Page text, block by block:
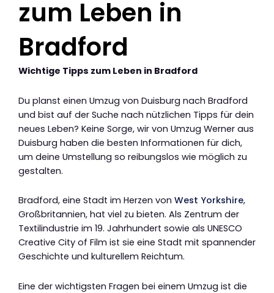
zum Leben in
Bradford
Wichtige Tipps zum Leben in Bradford
Du planst einen Umzug von Duisburg nach Bradford
und bist auf der Suche nach nützlichen Tipps für dein
neues Leben? Keine Sorge, wir von Umzug Werner aus
Duisburg haben die besten Informationen für dich,
um deine Umstellung so reibungslos wie möglich zu
gestalten.
Bradford, eine Stadt im Herzen von West Yorkshire,
Großbritannien, hat viel zu bieten. Als Zentrum der
Textilindustrie im 19. Jahrhundert sowie als UNESCO
Creative City of Film ist sie eine Stadt mit spannender
Geschichte und kulturellem Reichtum.
Eine der wichtigsten Fragen bei einem Umzug ist die